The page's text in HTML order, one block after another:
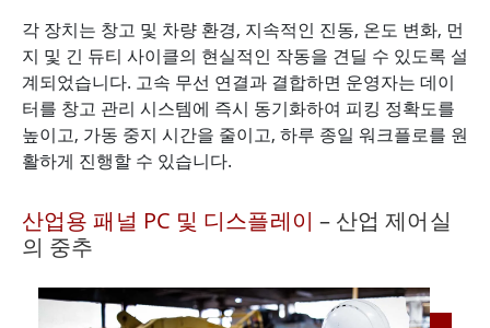
각 장치는 창고 및 차량 환경, 지속적인 진동, 온도 변화, 먼
지 및 긴 듀티 사이클의 현실적인 작동을 견딜 수 있도록 설
계되었습니다. 고속 무선 연결과 결합하면 운영자는 데이
터를 창고 관리 시스템에 즉시 동기화하여 피킹 정확도를
높이고, 가동 중지 시간을 줄이고, 하루 종일 워크플로를 원
활하게 진행할 수 있습니다.
산업용 패널 PC 및 디스플레이 – 산업 제어실
의 중추